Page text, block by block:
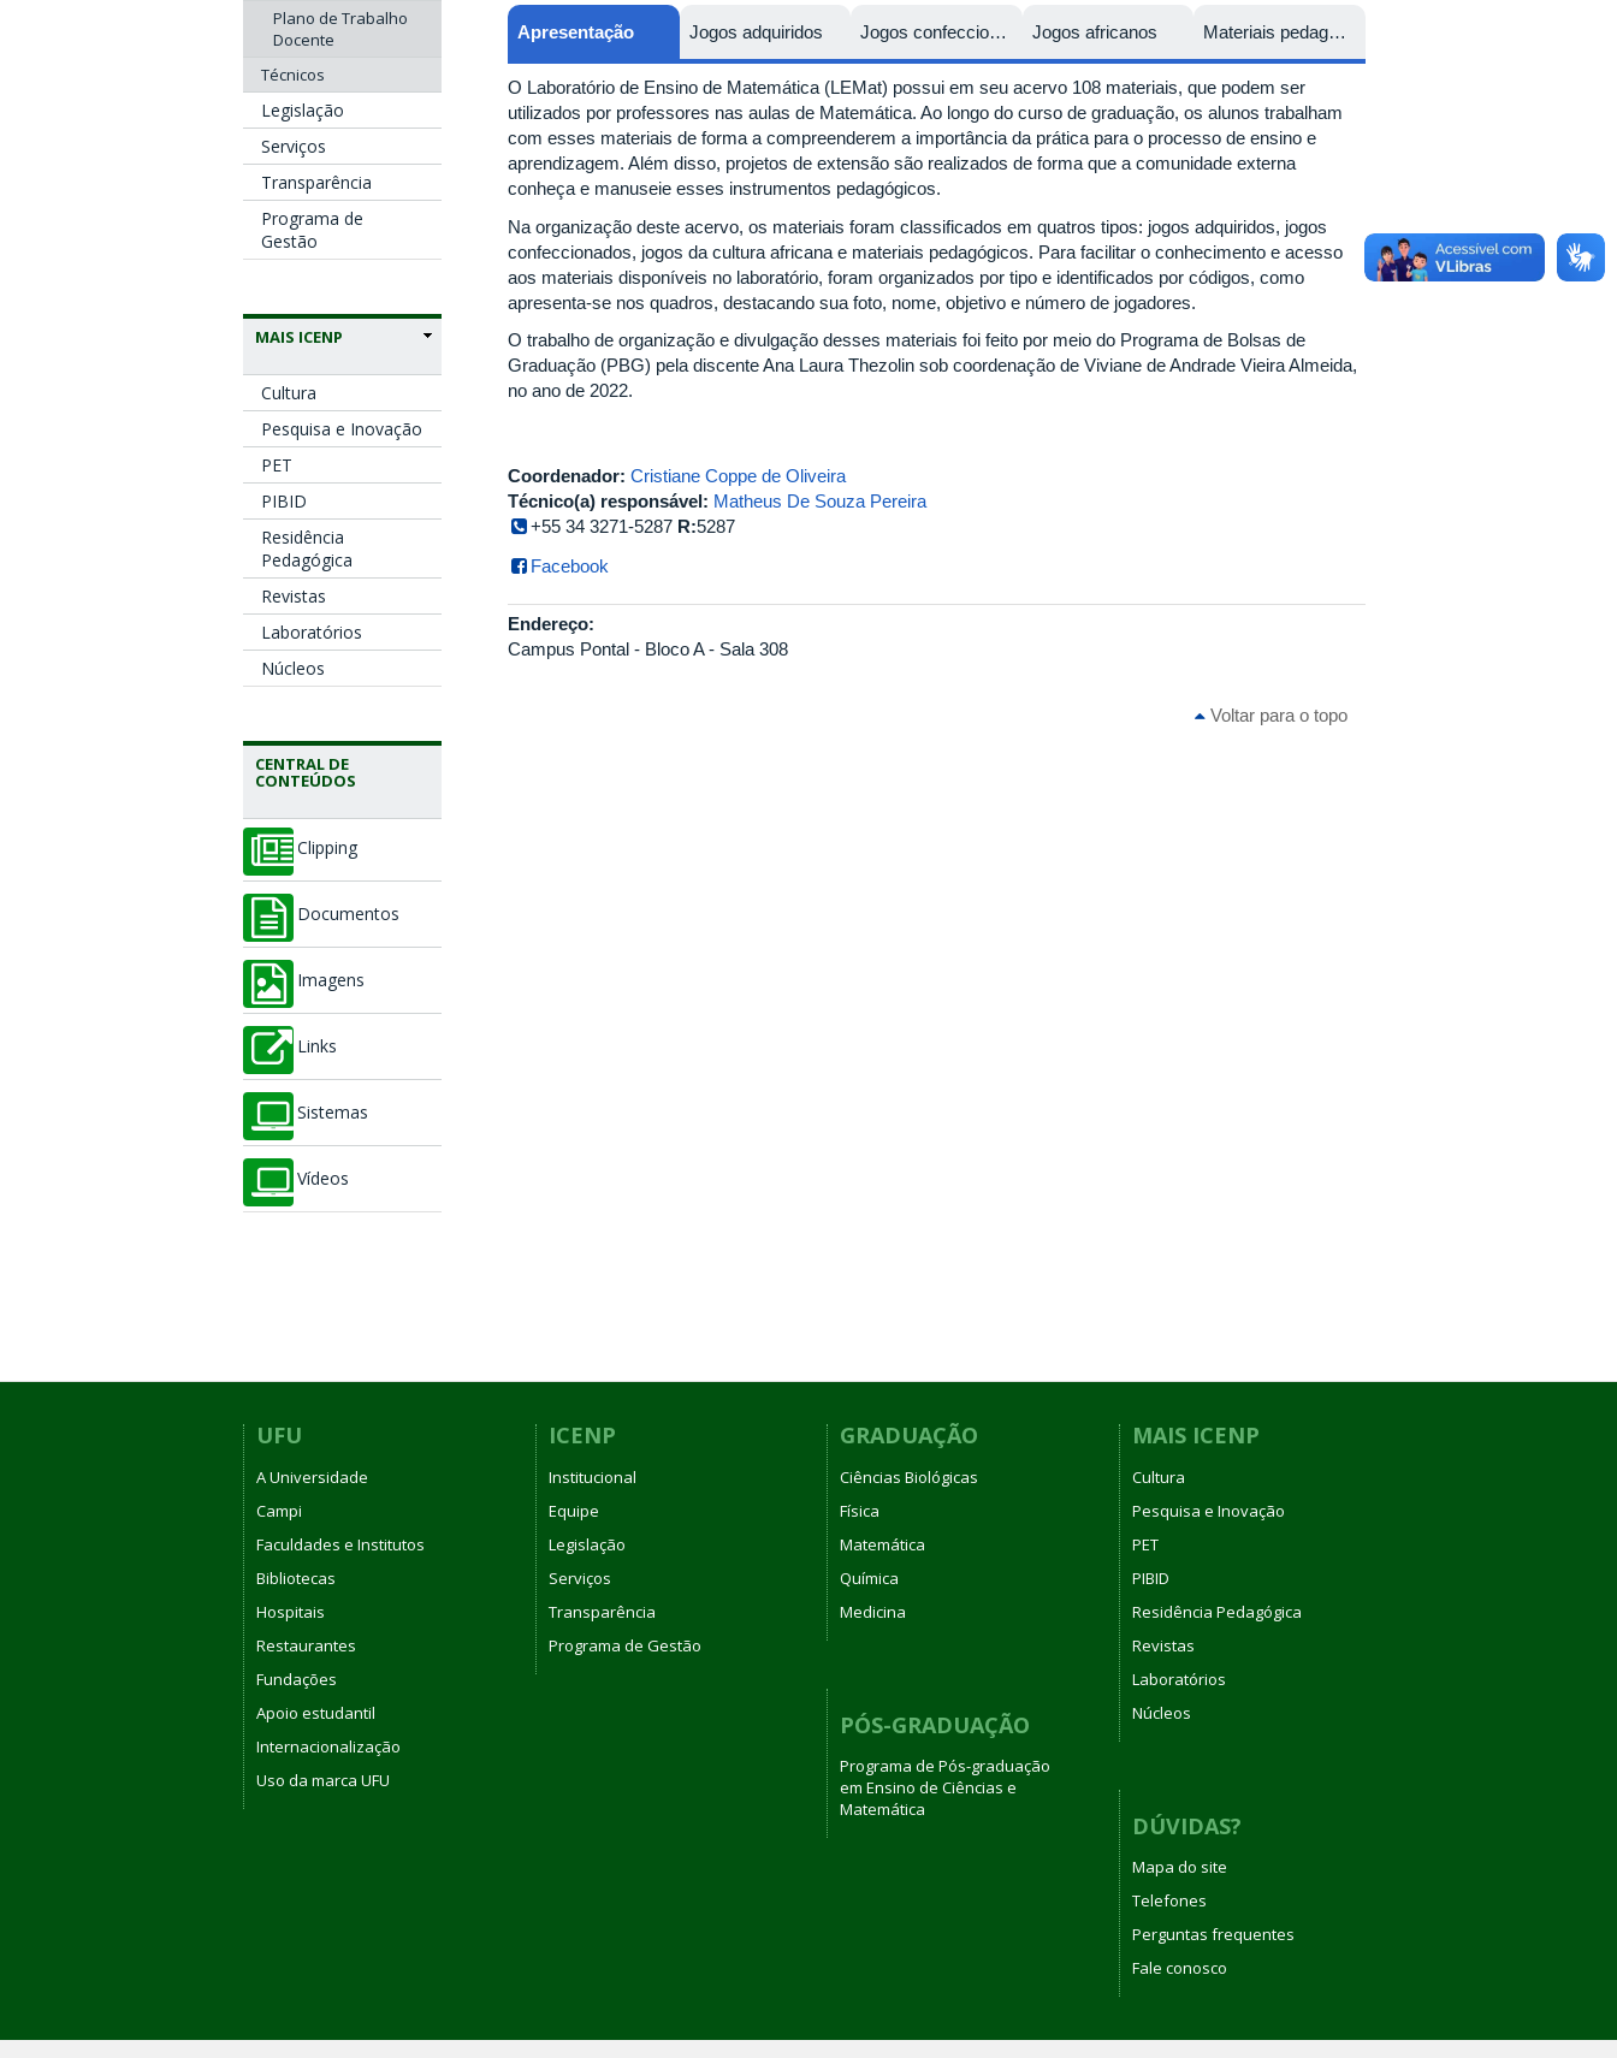
Plano de Trabalho
Docente
Técnicos
Legislação
Serviços
Transparência
Programa de
Gestão
MAIS ICENP
Cultura
Pesquisa e Inovação
PET
PIBID
Residência
Pedagógica
Revistas
Laboratórios
Núcleos
CENTRAL DE
CONTEÚDOS
Clipping
Documentos
Imagens
Links
Sistemas
Vídeos
Apresentação
O Laboratório de Ensino de Matemática (LEMat) possui em seu acervo 108 materiais, que podem ser
utilizados por professores nas aulas de Matemática. Ao longo do curso de graduação, os alunos trabalham
com esses materiais de forma a compreenderem a importância da prática para o processo de ensino e
aprendizagem. Além disso, projetos de extensão são realizados de forma que a comunidade externa
conheça e manuseie esses instrumentos pedagógicos.
Na organização deste acervo, os materiais foram classificados em quatros tipos: jogos adquiridos, jogos
confeccionados, jogos da cultura africana e materiais pedagógicos. Para facilitar o conhecimento e acesso
aos materiais disponíveis no laboratório, foram organizados por tipo e identificados por códigos, como
apresenta-se nos quadros, destacando sua foto, nome, objetivo e número de jogadores.
O trabalho de organização e divulgação desses materiais foi feito por meio do Programa de Bolsas de
Graduação (PBG) pela discente Ana Laura Thezolin sob coordenação de Viviane de Andrade Vieira Almeida,
no ano de 2022.
Jogos adquiridos Jogos confeccionados Jogos africanos Materiais pedagógicos
Coordenador: Cristiane Coppe de Oliveira
Técnico(a) responsável: Matheus De Souza Pereira
+55 34 3271-5287 R:5287
Facebook
Endereço:
Campus Pontal - Bloco A - Sala 308
Voltar para o topo
UFU
A Universidade
Campi
Faculdades e Institutos
Bibliotecas
Hospitais
Restaurantes
Fundações
Apoio estudantil
Internacionalização
Uso da marca UFU
ICENP
Institucional
Equipe
Legislação
Serviços
Transparência
Programa de Gestão
GRADUAÇÃO
Ciências Biológicas
Física
Matemática
Química
Medicina
PÓS-GRADUAÇÃO
Programa de Pós-graduação
em Ensino de Ciências e
Matemática
MAIS ICENP
Cultura
Pesquisa e Inovação
PET
PIBID
Residência Pedagógica
Revistas
Laboratórios
Núcleos
DÚVIDAS?
Mapa do site
Telefones
Perguntas frequentes
Fale conosco